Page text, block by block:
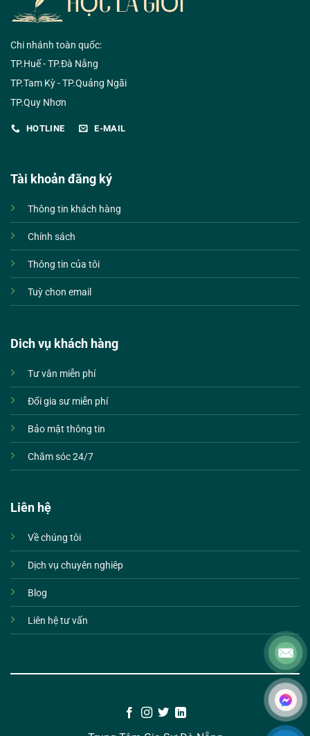
Chi nhánh toàn quốc:
TP.Huế - TP.Đà Nẵng
TP.Tam Kỳ - TP.Quảng Ngãi
TP.Quy Nhơn
HOTLINE E-MAIL
Tài khoản đăng ký
Thông tin khách hàng
Chính sách
Thông tin của tôi
Tuỳ chon email
Dich vụ khách hàng
Tư vân miễn phí
Đổi gia sư miễn phí
Bảo mật thông tin
Chăm sóc 24/7
Liên hệ
Về chúng tôi
Dịch vụ chuyên nghiêp
Blog
Liên hệ tư vấn